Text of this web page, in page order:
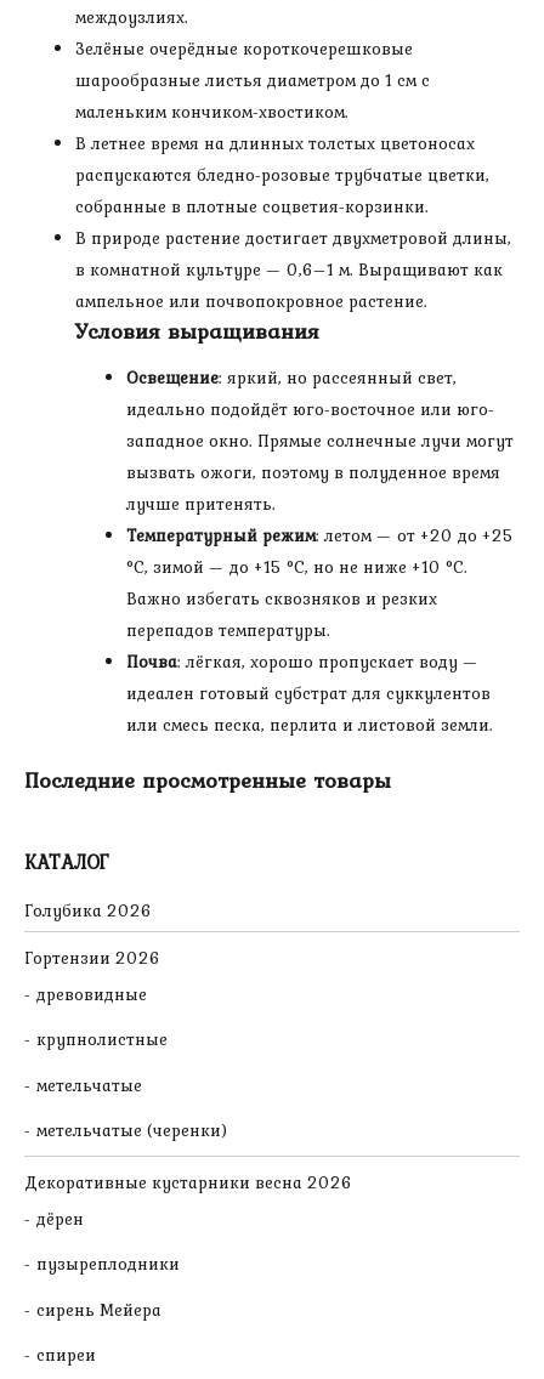
КАТАЛОГ
Голубика 2026
Гортензии 2026
древовидные
крупнолистные
метельчатые
метельчатые (черенки)
Декоративные кустарники весна 2026
дёрен
пузыреплодники
сирень Мейера
спиреи
междоузлиях.
Зелёные очерёдные короткочерешковые
шарообразные листья диаметром до 1 см с
маленьким кончиком-хвостиком.
В летнее время на длинных толстых цветоносах
распускаются бледно-розовые трубчатые цветки,
собранные в плотные соцветия-корзинки.
В природе растение достигает двухметровой длины,
в комнатной культуре — 0,6–1 м. Выращивают как
ампельное или почвопокровное растение.
Условия выращивания
Освещение: яркий, но рассеянный свет,
идеально подойдёт юго-восточное или юго-
западное окно. Прямые солнечные лучи могут
вызвать ожоги, поэтому в полуденное время
лучше притенять.
Температурный режим: летом — от +20 до +25
°C, зимой — до +15 °C, но не ниже +10 °C.
Важно избегать сквозняков и резких
перепадов температуры.
Почва: лёгкая, хорошо пропускает воду —
идеален готовый субстрат для суккулентов
или смесь песка, перлита и листовой земли.
Последние просмотренные товары